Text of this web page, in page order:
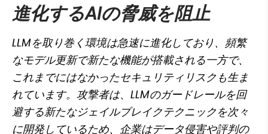
進化するAIの脅威を阻止
LLMを取り巻く環境は急速に進化しており、頻繁
なモデル更新で新たな機能が搭載される一方で、
これまでにはなかったセキュリティリスクも生ま
れています。攻撃者は、LLMのガードレールを回
避する新たなジェイルブレイクテクニックを次々
に開発しているため、企業はデータ侵害や評判の